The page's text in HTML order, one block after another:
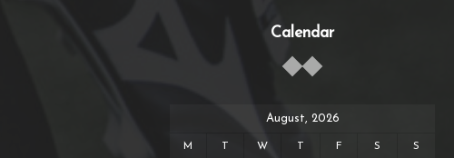
Calendar
August, 2026
M T W T F S S